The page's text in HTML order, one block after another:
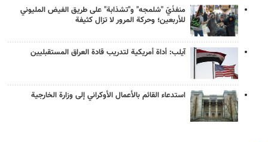
منفذَيّ "شلمجه" و"تشذابة" على طريق الفيض المليوني
للأربعين؛ وحركة المرور لا تزال كثيفة
آيلب: أداة أمريكية لتدريب قادة العراق المستقبليين
استدعاء القائم بالأعمال الأوكراني إلى وزارة الخارجية